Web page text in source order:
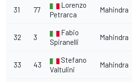
31 77
Lorenzo
Petrarca
Mahindra
32 3
Fabio
Spiranelli
Mahindra
33 43
Stefano
Valtulini
Mahindra